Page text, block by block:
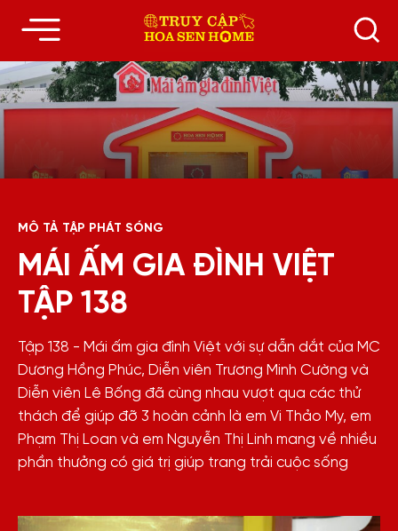
MÔ TẢ TẬP PHÁT SÓNG
MÁI ẤM GIA ĐÌNH VIỆT
TẬP 138
Tập 138 - Mái ấm gia đình Việt với sự dẫn dắt của MC
Dương Hồng Phúc, Diễn viên Trương Minh Cường và
Diễn viên Lê Bống đã cùng nhau vượt qua các thử
thách để giúp đỡ 3 hoàn cảnh là em Vi Thảo My, em
Phạm Thị Loan và em Nguyễn Thị Linh mang về nhiều
phần thưởng có giá trị giúp trang trải cuộc sống